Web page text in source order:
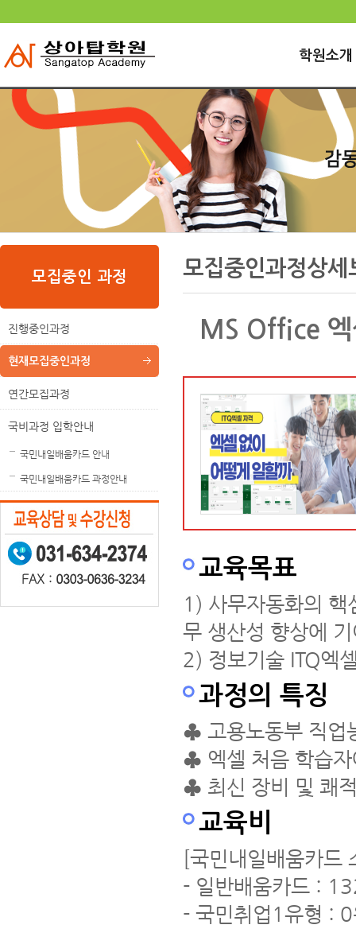
위
메
학원소개
모집중인 과정
진행중인과정
현재모집중인과정
연간모집과정
국비과정 입학안내
국민내일배움카드 안내
국민내일배움카드 과정안내
모집중인과정상세
MS Office
교육목표
1) 사무자동화의 핵
무 생산성 향상에
2) 정보기술 ITQ엑
과정의 특징
♣ 고용노동부 직업
♣ 엑셀 처음 학습자
♣ 최신 장비 및 쾌
교육비
[국민내일배움카드
- 일반배움카드 :
- 국민취업1유형 :